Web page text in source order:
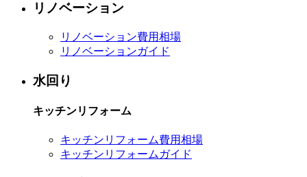
リノベーション
リノベーション費用相場
リノベーションガイド
水回り
キッチンリフォーム
キッチンリフォーム費用相場
キッチンリフォームガイド